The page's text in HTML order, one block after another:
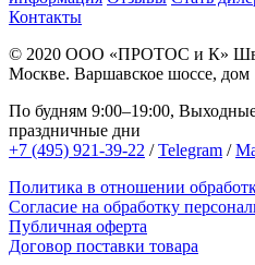
Контакты
© 2020 ООО «ПРОТОС и К»
Москве. Варшавское шоссе, дом
По будням 9:00–19:00,
праздничные дни
+7 (495) 921-39-22 /Telegram /
Политика в отношении
Согласие на обработку
Публичная оферта
Договор поставки товара